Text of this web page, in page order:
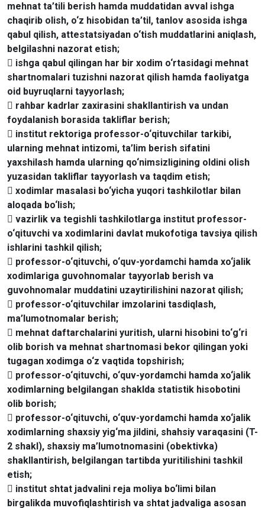
mehnat ta’tili berish hamda muddatidan avval ishga
chaqirib olish, o‘z hisobidan ta’til, tanlov asosida ishga
qabul qilish, attestatsiyadan o‘tish muddatlarini aniqlash,
belgilashni nazorat etish;
 ishga qabul qilingan har bir xodim o‘rtasidagi mehnat
shartnomalari tuzishni nazorat qilish hamda faoliyatga
oid buyruqlarni tayyorlash;
 rahbar kadrlar zaxirasini shakllantirish va undan
foydalanish borasida takliflar berish;
 institut rektoriga professor-o‘qituvchilar tarkibi,
ularning mehnat intizomi, ta’lim berish sifatini
yaxshilash hamda ularning qo‘nimsizligining oldini olish
yuzasidan takliflar tayyorlash va taqdim etish;
 xodimlar masalasi bo‘yicha yuqori tashkilotlar bilan
aloqada bo‘lish;
 vazirlik va tegishli tashkilotlarga institut professor-
o‘qituvchi va xodimlarini davlat mukofotiga tavsiya qilish
ishlarini tashkil qilish;
 professor-o‘qituvchi, o‘quv-yordamchi hamda xo‘jalik
xodimlariga guvohnomalar tayyorlab berish va
guvohnomalar muddatini uzaytirilishini nazorat qilish;
 professor-o‘qituvchilar imzolarini tasdiqlash,
ma’lumotnomalar berish;
 mehnat daftarchalarini yuritish, ularni hisobini to‘g‘ri
olib borish va mehnat shartnomasi bekor qilingan yoki
tugagan xodimga o‘z vaqtida topshirish;
 professor-o‘qituvchi, o‘quv-yordamchi hamda xo‘jalik
xodimlarning belgilangan shaklda statistik hisobotini
olib borish;
 professor-o‘qituvchi, o‘quv-yordamchi hamda xo‘jalik
xodimlarning shaxsiy yig‘ma jildini, shahsiy varaqasini (T-
2 shakl), shaxsiy ma’lumotnomasini (obektivka)
shakllantirish, belgilangan tartibda yuritilishini tashkil
etish;
 institut shtat jadvalini reja moliya bo‘limi bilan
birgalikda muvofiqlashtirish va shtat jadvaliga asosan